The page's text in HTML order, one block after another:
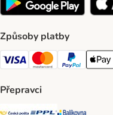
Způsoby platby
Visa Payment Method
Mastercard Payment
PayPal Apple
Přepravci
Česká pošta Shipping
PPL Shipping